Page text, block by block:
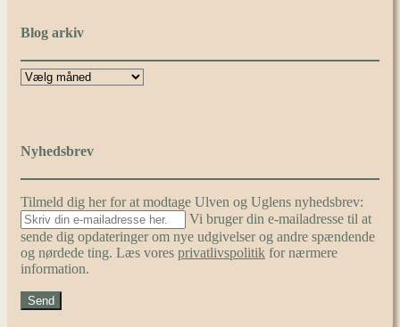
Blog arkiv
Nyhedsbrev
Tilmeld dig her for at modtage Ulven og Uglens nyhedsbrev:
Vi bruger din e-mailadresse til at
sende dig opdateringer om nye udgivelser og andre spændende
og nørdede ting. Læs vores privatlivspolitik for nærmere
information.